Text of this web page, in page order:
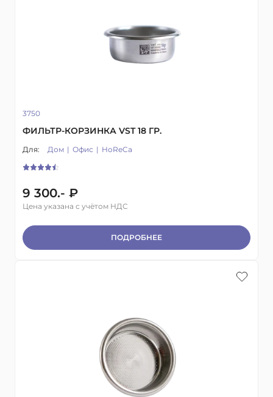
3750
ФИЛЬТР-КОРЗИНКА VST 18 ГР.
Для: Дом Офис HoReCa
9 300.- ₽
Цена указана с учётом НДС
ПОДРОБНЕЕ